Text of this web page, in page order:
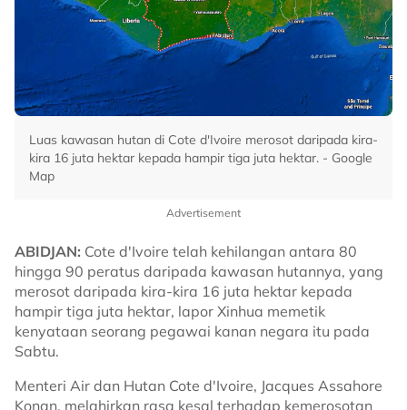
Luas kawasan hutan di Cote d'Ivoire merosot daripada kira-
kira 16 juta hektar kepada hampir tiga juta hektar. - Google
Map
Advertisement
ABIDJAN: Cote d'Ivoire telah kehilangan antara 80
hingga 90 peratus daripada kawasan hutannya, yang
merosot daripada kira-kira 16 juta hektar kepada
hampir tiga juta hektar, lapor Xinhua memetik
kenyataan seorang pegawai kanan negara itu pada
Sabtu.
Menteri Air dan Hutan Cote d'Ivoire, Jacques Assahore
Konan, melahirkan rasa kesal terhadap kemerosotan